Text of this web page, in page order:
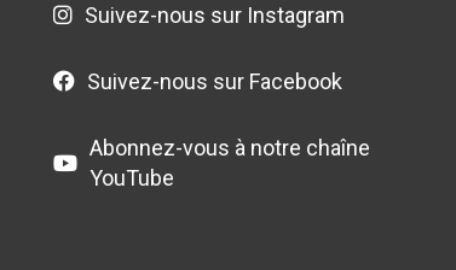
Suivez-nous sur Instagram
Suivez-nous sur Facebook
Abonnez-vous à notre chaîne
YouTube